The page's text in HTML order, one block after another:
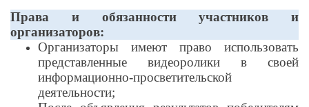
Права и обязанности участников и
организаторов:
Организаторы имеют право использовать
представленные видеоролики в своей
информационно-просветительской
деятельности;